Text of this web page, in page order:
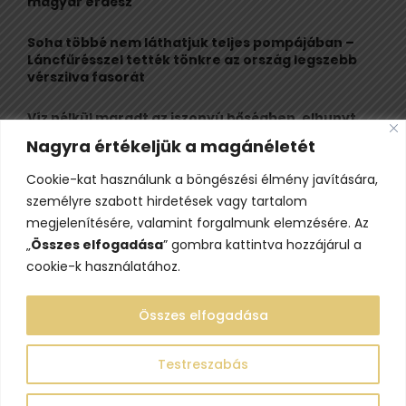
Nagyra értékeljük a magánéletét
Cookie-kat használunk a böngészési élmény javítására,
személyre szabott hirdetések vagy tartalom
megjelenítésére, valamint forgalmunk elemzésére. Az
„Összes elfogadása” gombra kattintva hozzájárul a
cookie-k használatához.
Testreszabás
Összes elfogadása
Soha többé nem láthatjuk teljes pompájában –
Láncfűrésszel tették tönkre az ország legszebb
vérszilva fasorát
Víz nélkül maradt az iszonyú hőségben, elhunyt
egy kiránduló a legnépszerűbb horvát
hegységben
Felbecsülhetetlen értékű honfoglaláskori
leletegyüttes került elő Pest megyében – videóval
@2023 - www.lelepo.hu. Minden jog fenntartva.